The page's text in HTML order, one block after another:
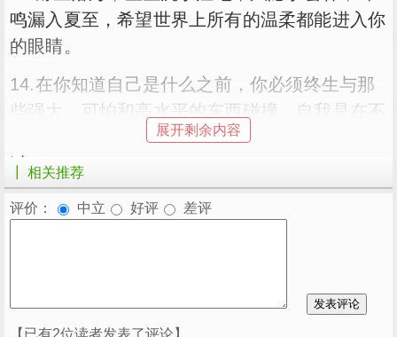
鸣漏入夏至，希望世界上所有的温柔都能进入你
的眼睛。
14.在你知道自己是什么之前，你必须终生与那
些强大、可怕和高水平的东西碰撞。自我是在不
断的自我升级中产生的，是一个不断的自我塑造
过程。
15.黄昏时分，它的碎片散落在世界上，融入山
16.进退维谷的日子往往是独一无二的。
展开剩余内容
┃ 相关推荐
评价： 中立 好评 差评